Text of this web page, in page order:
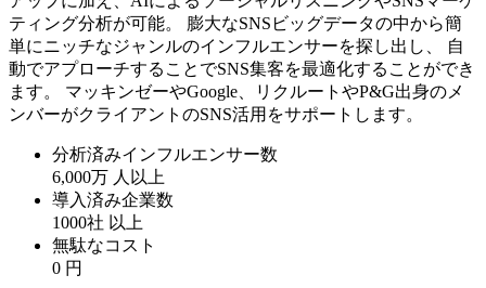
ティング分析が可能。 膨大なSNSビッグデータの中から簡
単にニッチなジャンルのインフルエンサーを探し出し、 自
動でアプローチすることでSNS集客を最適化することができ
ます。 マッキンゼーやGoogle、リクルートやP&G出身のメ
ンバーがクライアントのSNS活用をサポートします。
分析済みインフルエンサー数
6,000万 人以上
導入済み企業数
1000社 以上
無駄なコスト
0 円